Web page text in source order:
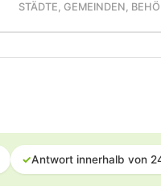
STÄDTE, GEMEINDEN,
✓Antwort innerhalb von